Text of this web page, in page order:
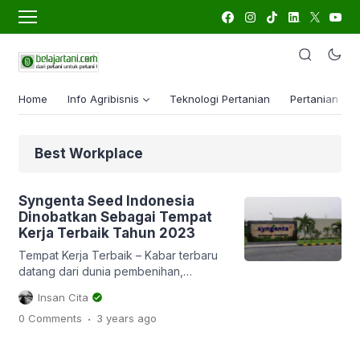
Home Info Agribisnis Teknologi Pertanian Pertanian
Best Workplace
Syngenta Seed Indonesia
Dinobatkan Sebagai Tempat
Kerja Terbaik Tahun 2023
Tempat Kerja Terbaik – Kabar terbaru
datang dari dunia pembenihan,
Syngenta Seed Indonesia
mendapatkan penghargaan sebagai
perusahaan tempat kerja terbaik tahun
Insan Cita
0 Comments . 3 years ago